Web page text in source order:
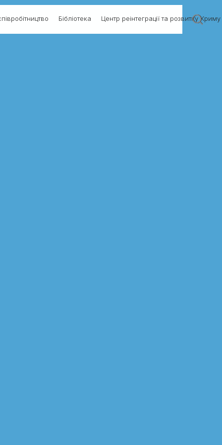
Бібліотека Центр реінтеграції та розвитку Криму